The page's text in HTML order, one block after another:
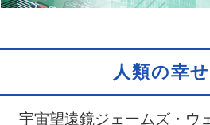
人類の幸
宇宙望遠鏡ジェームズ・ウ